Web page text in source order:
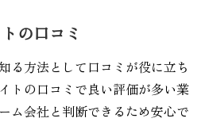
の口コミ
る方法として口コミが役に立ち
トの口コミで良い評価が多い業
ム会社と判断できるため安心で